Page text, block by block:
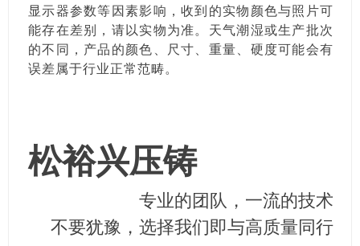
显示器参数等因素影响，收到的实物颜色与照片可
能存在差别，请以实物为准。天气潮湿或生产批次
的不同，产品的颜色、尺寸、重量、硬度可能会有
误差属于行业正常范畴。
松裕兴压铸
专业的团队，一流的技术
不要犹豫，选择我们即与高质量同行